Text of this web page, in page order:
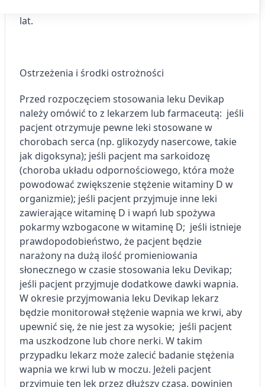
lat.
Ostrzeżenia i środki ostrożności
Przed rozpoczęciem stosowania leku Devikap
należy omówić to z lekarzem lub farmaceutą: jeśli
pacjent otrzymuje pewne leki stosowane w
chorobach serca (np. glikozydy nasercowe, takie
jak digoksyna); jeśli pacjent ma sarkoidozę
(choroba układu odpornościowego, która może
powodować zwiększenie stężenie witaminy D w
organizmie); jeśli pacjent przyjmuje inne leki
zawierające witaminę D i wapń lub spożywa
pokarmy wzbogacone w witaminę D; jeśli istnieje
prawdopodobieństwo, że pacjent będzie
narażony na dużą ilość promieniowania
słonecznego w czasie stosowania leku Devikap;
jeśli pacjent przyjmuje dodatkowe dawki wapnia.
W okresie przyjmowania leku Devikap lekarz
będzie monitorował stężenie wapnia we krwi, aby
upewnić się, że nie jest za wysokie; jeśli pacjent
ma uszkodzone lub chore nerki. W takim
przypadku lekarz może zalecić badanie stężenia
wapnia we krwi lub w moczu. Jeżeli pacjent
przyjmuje ten lek przez dłuższy czasa, powinien
Cele przetwarzania IAB:
Wykorzystywanie ograniczonych danych do
Tworzenie profili w celu
spersonalizowanych reklam
Wykorzystanie profili do wyboru
spersonalizowanych reklam
Tworzenie profili w celu personalizacji treści
Wykorzystywanie profili w celu doboru
spersonalizowanych treści
Pomiar efektywności reklam
Pomiar efektywności treści
Rozumienie odbiorców dzięki statystyce lub
kombinacji danych z różnych źródeł
Rozwój i ulepszanie usług
Wykorzystywanie ograniczonych danych do
wyboru treści
Funkcje specjalne IAB: